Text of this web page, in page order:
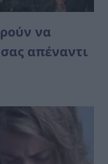
να
απέναντι